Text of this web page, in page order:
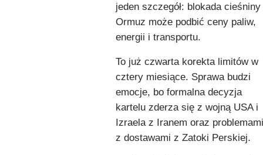
jeden szczegół: blokada cieśniny
Ormuz może podbić ceny paliw,
energii i transportu.
To już czwarta korekta limitów w
cztery miesiące. Sprawa budzi
emocje, bo formalna decyzja
kartelu zderza się z wojną USA i
Izraela z Iranem oraz problemami
z dostawami z Zatoki Perskiej.